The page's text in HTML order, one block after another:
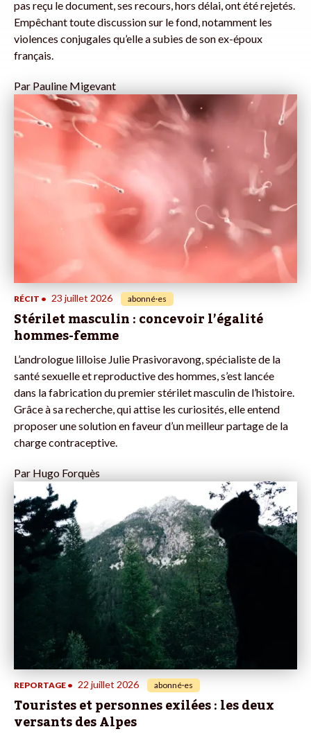
pas reçu le document, ses recours, hors délai, ont été rejetés.
Empêchant toute discussion sur le fond, notamment les
violences conjugales qu’elle a subies de son ex-époux
français.
Par Pauline Migevant
RÉCIT • 23 juillet 2026 abonné·es
Stérilet masculin : concevoir l’égalité
hommes-femme
L’andrologue lilloise Julie Prasivoravong, spécialiste de la
santé sexuelle et reproductive des hommes, s’est lancée
dans la fabrication du premier stérilet masculin de l’histoire.
Grâce à sa recherche, qui attise les curiosités, elle entend
proposer une solution en faveur d’un meilleur partage de la
charge contraceptive.
Par Hugo Forquès
REPORTAGE • 22 juillet 2026 abonné·es
Touristes et personnes exilées : les deux
versants des Alpes